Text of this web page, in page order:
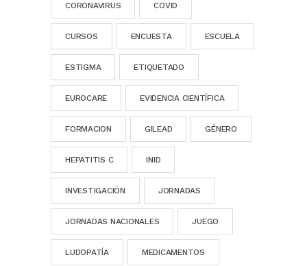
CORONAVIRUS COVID
CURSOS ENCUESTA ESCUELA
ESTIGMA ETIQUETADO
EUROCARE EVIDENCIA CIENTÍFICA
FORMACION GILEAD GÉNERO
HEPATITIS C INID
INVESTIGACIÓN JORNADAS
JORNADAS NACIONALES JUEGO
LUDOPATÍA MEDICAMENTOS